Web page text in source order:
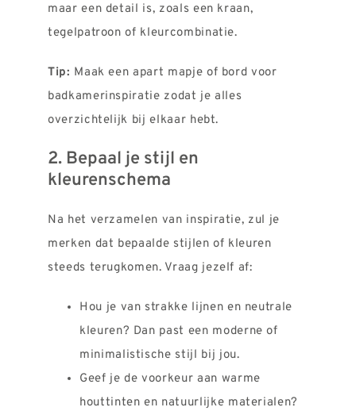
maar een detail is, zoals een kraan,
tegelpatroon of kleurcombinatie.
Tip: Maak een apart mapje of bord voor
badkamerinspiratie zodat je alles
overzichtelijk bij elkaar hebt.
2. Bepaal je stijl en
kleurenschema
Na het verzamelen van inspiratie, zul je
merken dat bepaalde stijlen of kleuren
steeds terugkomen. Vraag jezelf af:
Hou je van strakke lijnen en neutrale
kleuren? Dan past een moderne of
minimalistische stijl bij jou.
Geef je de voorkeur aan warme
houttinten en natuurlijke materialen?